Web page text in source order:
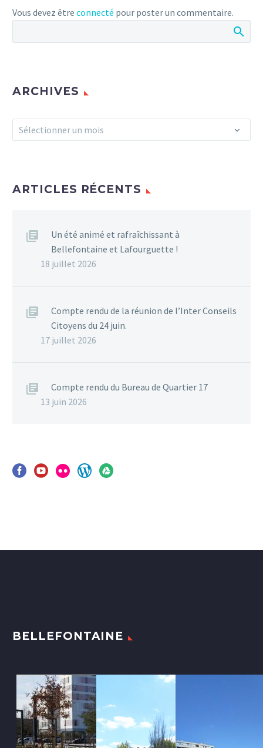
Vous devez être connecté pour poster un commentaire.
ARCHIVES
Archives
Sélectionner un mois
ARTICLES RÉCENTS
Un été animé et rafraîchissant à
Bellefontaine et Lafourguette !
18 juillet 2026
Compte rendu de la réunion de l’Inter Conseils
Citoyens du 24 juin.
17 juillet 2026
Compte rendu du Bureau de Quartier 17
13 juin 2026
BELLEFONTAINE